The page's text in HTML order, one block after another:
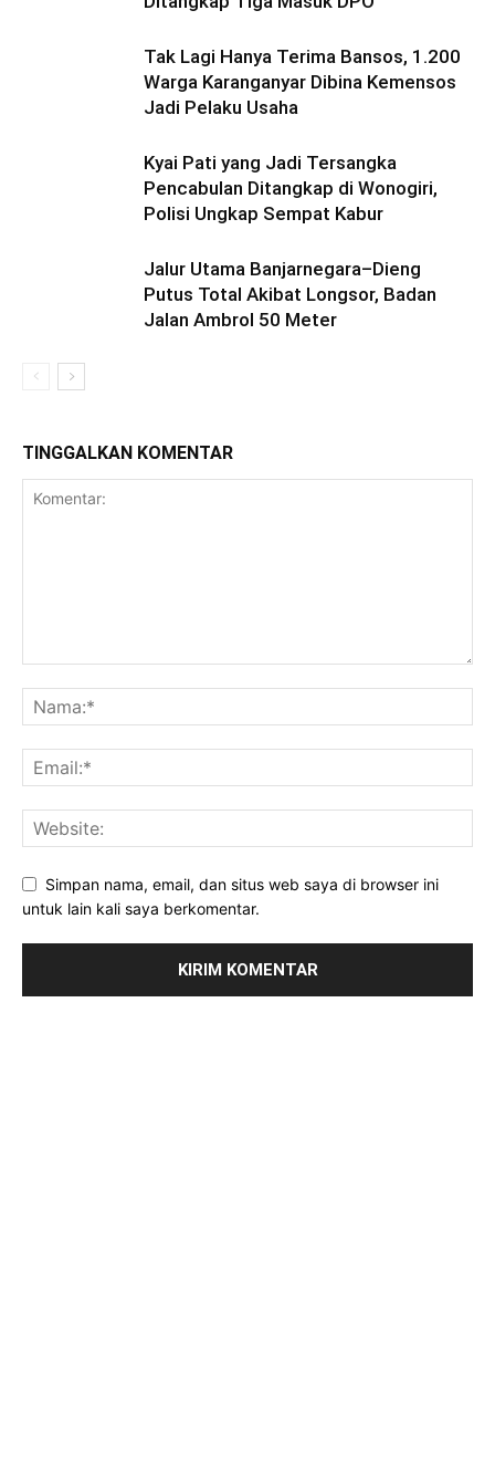
Tak Lagi Hanya Terima Bansos, 1.200
Warga Karanganyar Dibina Kemensos
Jadi Pelaku Usaha
Kyai Pati yang Jadi Tersangka
Pencabulan Ditangkap di Wonogiri,
Polisi Ungkap Sempat Kabur
Jalur Utama Banjarnegara–Dieng
Putus Total Akibat Longsor, Badan
Jalan Ambrol 50 Meter
TINGGALKAN KOMENTAR
Simpan nama, email, dan situs web saya di browser ini
untuk lain kali saya berkomentar.